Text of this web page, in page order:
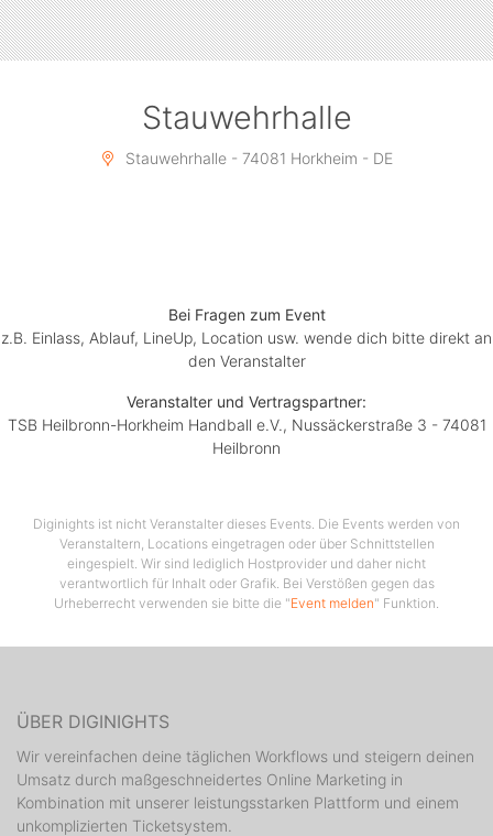
Stauwehrhalle
Stauwehrhalle - 74081 Horkheim - DE
Bei Fragen zum Event
z.B. Einlass, Ablauf, LineUp, Location usw. wende dich bitte direkt an
den Veranstalter
Veranstalter und Vertragspartner:
TSB Heilbronn-Horkheim Handball e.V., Nussäckerstraße 3 - 74081
Heilbronn
Diginights ist nicht Veranstalter dieses Events. Die Events werden von
Veranstaltern, Locations eingetragen oder über Schnittstellen
eingespielt. Wir sind lediglich Hostprovider und daher nicht
verantwortlich für Inhalt oder Grafik. Bei Verstößen gegen das
Urheberrecht verwenden sie bitte die "Event melden" Funktion.
ÜBER DIGINIGHTS
Wir vereinfachen deine täglichen Workflows und steigern deinen
Umsatz durch maßgeschneidertes Online Marketing in
Kombination mit unserer leistungsstarken Plattform und einem
unkomplizierten Ticketsystem.